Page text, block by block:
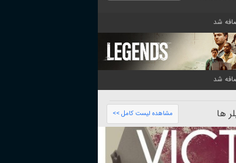
ها مشاهده لیست کامل >>